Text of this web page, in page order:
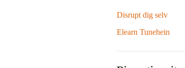
Disrupt dig selv
Elearn Tunehein